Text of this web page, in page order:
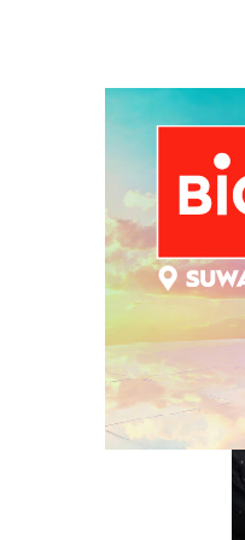
Ścieżka
Strona główna
SPORT 15/
Dziewięć